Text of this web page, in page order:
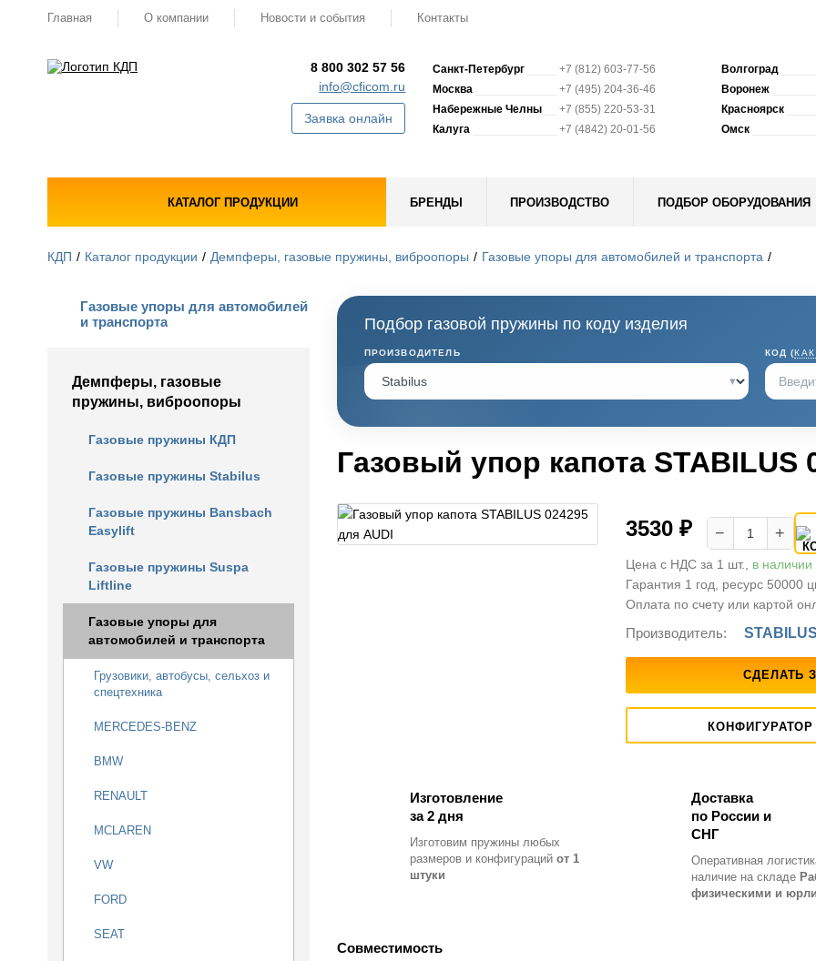
Главная О компании Новости и события Контакты
8 800 302 57 56
info@cficom.ru
Заявка онлайн
Санкт-Петербург
+7 (812) 603-77-56
Москва
+7 (495) 204-36-46
Набережные Челны
+7 (855) 220-53-31
Калуга
+7 (4842) 20-01-56
Волгоград
Воронеж
Красноярск
Омск
КАТАЛОГ ПРОДУКЦИИ БРЕНДЫ ПРОИЗВОДСТВО ПОДБОР ОБОРУДОВАНИЯ
КДП Каталог продукции Демпферы, газовые пружины, виброопоры Газовые упоры для автомобилей и транспорта
Газовые упоры для автомобилей
и транспорта
Демпферы, газовые
пружины, виброопоры
Газовые пружины КДП
Газовые пружины Stabilus
Газовые пружины Bansbach
Easylift
Газовые пружины Suspa
Liftline
Газовые упоры для
автомобилей и транспорта
Грузовики, автобусы, сельхоз и
спецтехника
MERCEDES-BENZ
BMW
RENAULT
MCLAREN
VW
FORD
SEAT
Подбор газовой пружины по коду изделия
ПРОИЗВОДИТЕЛЬ
▾
КОД (
Газовый упор капота STABILUS
3530 ₽ − +
Цена с НДС за 1 шт., в наличии
Гарантия 1 год, ресурс 50000
Оплата по счету или картой
Производитель: STABILUS
СДЕЛАТЬ
Изготовление
за 2 дня
Изготовим пружины любых
размеров и конфигураций от 1
штуки
Доставка
по России и
СНГ
Оперативная
наличие на складе
физическими и
Совместимость